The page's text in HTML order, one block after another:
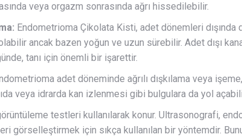
veya orgazm sonrasında ağrı hissedilebilir.
Endometrioma Çikolata Kisti, adet dönemleri dışında
ancak bazen yoğun ve uzun sürebilir. Adet dışı
tanı için önemli bir işarettir.
adet döneminde ağrılı dışkılama veya
veya idrarda kan izlenmesi gibi bulgulara da yol
testleri kullanılarak konur. Ultrasonografi,
görselleştirmek için sıkça kullanılan bir yöntemdir.